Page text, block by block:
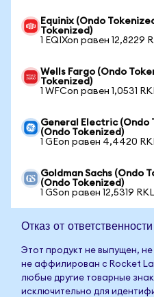
Equinix (Ondo
Tokenized)
1 EQIXon равен 12,8229
Wells Fargo (Ondo
Tokenized)
1 WFCon равен 1,0531
General Electric (Ondo
(Ondo Tokenized)
1 GEon равен 4,4420
Goldman Sachs (Ondo
(Ondo Tokenized)
1 GSon равен 12,5319
Отказ от ответственности
Этот продукт не выпущен,
не аффилирован с Rocket
любые другие товарные
исключительно для